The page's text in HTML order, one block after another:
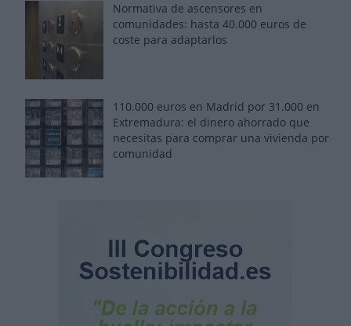
Normativa de ascensores en
comunidades: hasta 40.000 euros de
coste para adaptarlos
110.000 euros en Madrid por 31.000 en
Extremadura: el dinero ahorrado que
necesitas para comprar una vivienda por
comunidad